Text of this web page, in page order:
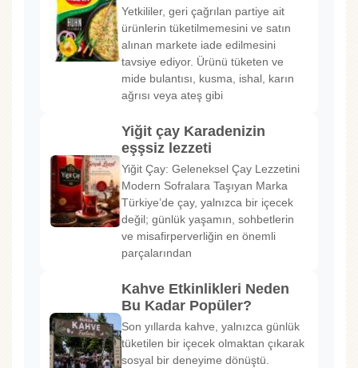
Yetkililer, geri çağrılan partiye ait
ürünlerin tüketilmemesini ve satın
alınan markete iade edilmesini
tavsiye ediyor. Ürünü tüketen ve
mide bulantısı, kusma, ishal, karın
ağrısı veya ateş gibi
Yiğit çay Karadenizin
eşşsiz lezzeti
Yiğit Çay: Geleneksel Çay Lezzetini
Modern Sofralara Taşıyan Marka
Türkiye’de çay, yalnızca bir içecek
değil; günlük yaşamın, sohbetlerin
ve misafirperverliğin en önemli
parçalarından
Kahve Etkinlikleri Neden
Bu Kadar Popüler?
Son yıllarda kahve, yalnızca günlük
tüketilen bir içecek olmaktan çıkarak
sosyal bir deneyime dönüştü.